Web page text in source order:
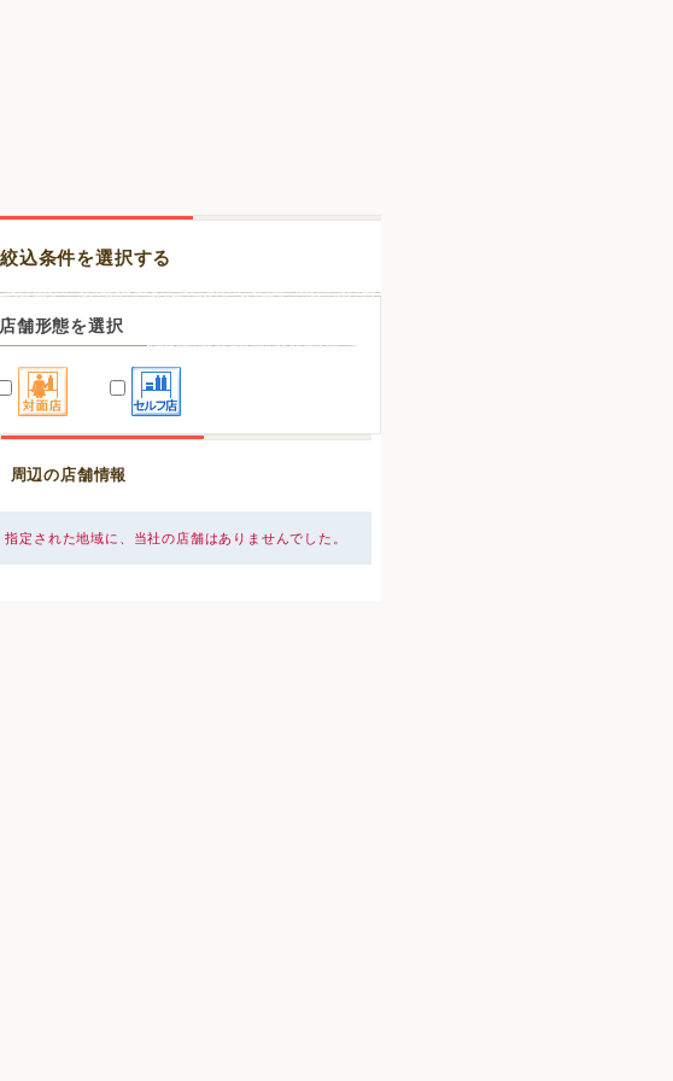
絞込条件を選択する
店舗形態を選択
周辺の店舗情報
指定された地域に、当社の店舗はありませんでした。